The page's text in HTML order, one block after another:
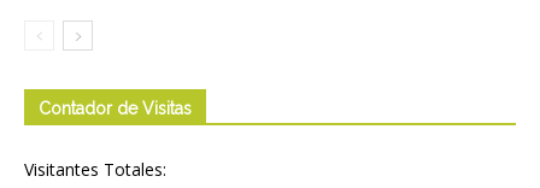
Contador de Visitas
Visitantes Totales: